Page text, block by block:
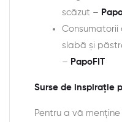
scăzut –
slabă și
– PapoFIT
Surse de inspirație
Pentru a vă